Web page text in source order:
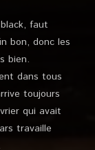
faut
bon, donc les
bien.
dans tous
toujours
qui avait
travaille